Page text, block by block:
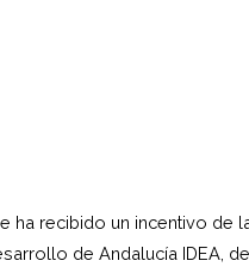
ha recibido un incentivo de
de Andalucía IDEA,